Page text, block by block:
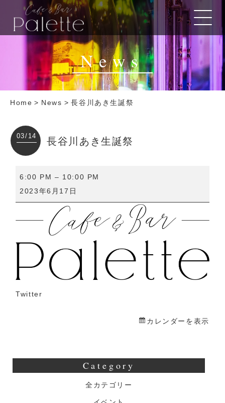
News
Home > News > 長谷川あき生誕祭
03/14 長谷川あき生誕祭
川
生
6:00 PM – 10:00 PM
2023年6月17日
Twitter
カレンダーを表示
Category
全カテゴリー